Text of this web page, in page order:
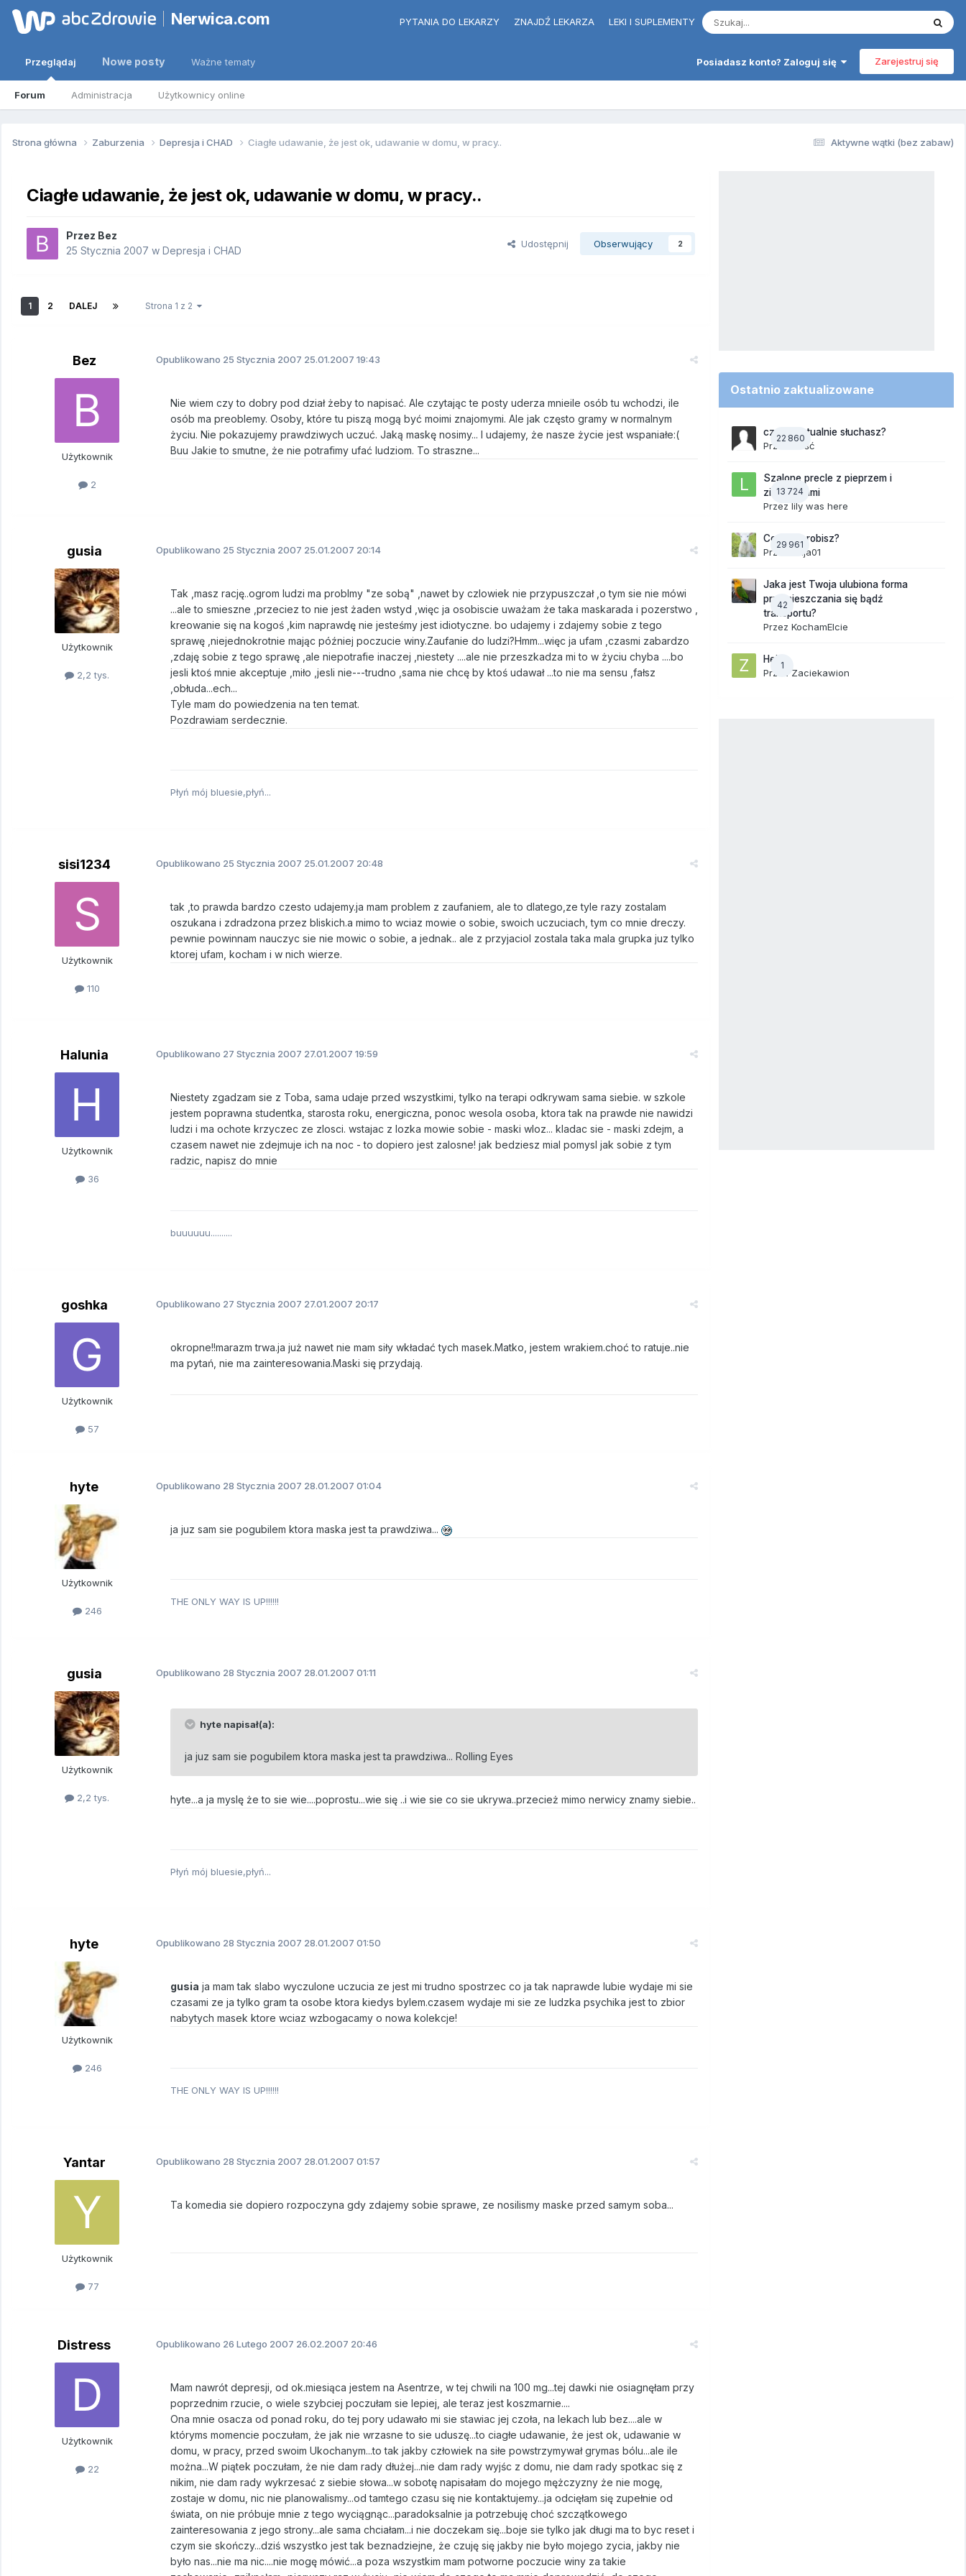
Nerwica.com PYTANIA DO LEKARZY ZNAJDŹ LEKARZA LEKI I SUPLEMENTY
Posiadasz konto? Zaloguj się Zarejestruj się
Przeglądaj
Forum Administracja Użytkownicy online
Nowe posty Ważne tematy
Aktywne wątki (bez zabaw)
Strona główna Zaburzenia Depresja i CHAD Ciagłe udawanie, że jest ok, udawanie w domu, w pracy..
Ciagłe udawanie, że jest ok, udawanie w domu, w pracy..
Przez Bez
25 Stycznia 2007 w Depresja i CHAD
Udostępnij Obserwujący 2
1 2 DALEJ Strona 1 z 2
Bez
Użytkownik
2
Opublikowano 25 Stycznia 2007 25.01.2007 19:43
Nie wiem czy to dobry pod dział żeby to napisać. Ale czytając te posty uderza mnieile osób tu wchodzi, ile
osób ma preoblemy. Osoby, które tu piszą mogą być moimi znajomymi. Ale jak często gramy w normalnym
życiu. Nie pokazujemy prawdziwych uczuć. Jaką maskę nosimy... I udajemy, że nasze życie jest wspaniałe:(
Buu Jakie to smutne, że nie potrafimy ufać ludziom. To straszne...
gusia
Użytkownik
2,2 tys.
Opublikowano 25 Stycznia 2007 25.01.2007 20:14
Tak ,masz rację..ogrom ludzi ma problmy "ze sobą" ,nawet by czlowiek nie przypuszczał ,o tym sie nie mówi
...ale to smieszne ,przeciez to nie jest żaden wstyd ,więc ja osobiscie uważam że taka maskarada i pozerstwo ,
kreowanie się na kogoś ,kim naprawdę nie jesteśmy jest idiotyczne. bo udajemy i zdajemy sobie z tego
sprawę ,niejednokrotnie mając później poczucie winy.Zaufanie do ludzi?Hmm...więc ja ufam ,czasmi zabardzo
,zdaję sobie z tego sprawę ,ale niepotrafie inaczej ,niestety ....ale nie przeszkadza mi to w życiu chyba ....bo
jesli ktoś mnie akceptuje ,miło ,jesli nie---trudno ,sama nie chcę by ktoś udawał ...to nie ma sensu ,fałsz
,obłuda...ech...
Tyle mam do powiedzenia na ten temat.
Pozdrawiam serdecznie.
Płyń mój bluesie,płyń...
sisi1234
Użytkownik
110
Opublikowano 25 Stycznia 2007 25.01.2007 20:48
tak ,to prawda bardzo czesto udajemy.ja mam problem z zaufaniem, ale to dlatego,ze tyle razy zostalam
oszukana i zdradzona przez bliskich.a mimo to wciaz mowie o sobie, swoich uczuciach, tym co mnie dreczy.
pewnie powinnam nauczyc sie nie mowic o sobie, a jednak.. ale z przyjaciol zostala taka mala grupka juz tylko
ktorej ufam, kocham i w nich wierze.
Halunia
Użytkownik
36
Opublikowano 27 Stycznia 2007 27.01.2007 19:59
Niestety zgadzam sie z Toba, sama udaje przed wszystkimi, tylko na terapi odkrywam sama siebie. w szkole
jestem poprawna studentka, starosta roku, energiczna, ponoc wesola osoba, ktora tak na prawde nie nawidzi
ludzi i ma ochote krzyczec ze zlosci. wstajac z lozka mowie sobie - maski wloz... kladac sie - maski zdejm, a
czasem nawet nie zdejmuje ich na noc - to dopiero jest zalosne! jak bedziesz mial pomysl jak sobie z tym
radzic, napisz do mnie
buuuuuu..........
goshka
Użytkownik
57
Opublikowano 27 Stycznia 2007 27.01.2007 20:17
okropne!!marazm trwa.ja już nawet nie mam siły wkładać tych masek.Matko, jestem wrakiem.choć to ratuje..nie
ma pytań, nie ma zainteresowania.Maski się przydają.
hyte
Użytkownik
246
Opublikowano 28 Stycznia 2007 28.01.2007 01:04
ja juz sam sie pogubilem ktora maska jest ta prawdziwa...
THE ONLY WAY IS UP!!!!!!
gusia
Użytkownik
2,2 tys.
Opublikowano 28 Stycznia 2007 28.01.2007 01:11
hyte napisał(a):
ja juz sam sie pogubilem ktora maska jest ta prawdziwa... Rolling Eyes
hyte...a ja myslę że to sie wie....poprostu...wie się ..i wie sie co sie ukrywa..przecież mimo nerwicy znamy siebie..
Płyń mój bluesie,płyń...
hyte
Użytkownik
246
Opublikowano 28 Stycznia 2007 28.01.2007 01:50
gusia ja mam tak slabo wyczulone uczucia ze jest mi trudno spostrzec co ja tak naprawde lubie wydaje mi sie
czasami ze ja tylko gram ta osobe ktora kiedys bylem.czasem wydaje mi sie ze ludzka psychika jest to zbior
nabytych masek ktore wciaz wzbogacamy o nowa kolekcje!
THE ONLY WAY IS UP!!!!!!
Yantar
Użytkownik
77
Opublikowano 28 Stycznia 2007 28.01.2007 01:57
Ta komedia sie dopiero rozpoczyna gdy zdajemy sobie sprawe, ze nosilismy maske przed samym soba...
Distress
Użytkownik
22
Opublikowano 26 Lutego 2007 26.02.2007 20:46
Mam nawrót depresji, od ok.miesiąca jestem na Asentrze, w tej chwili na 100 mg...tej dawki nie osiagnęłam przy
poprzednim rzucie, o wiele szybciej poczułam sie lepiej, ale teraz jest koszmarnie....
Ona mnie osacza od ponad roku, do tej pory udawało mi sie stawiac jej czoła, na lekach lub bez....ale w
któryms momencie poczułam, że jak nie wrzasne to sie uduszę...to ciagłe udawanie, że jest ok, udawanie w
domu, w pracy, przed swoim Ukochanym...to tak jakby człowiek na siłe powstrzymywał grymas bólu...ale ile
można...W piątek poczułam, że nie dam rady dłużej...nie dam rady wyjśc z domu, nie dam rady spotkac się z
nikim, nie dam rady wykrzesać z siebie słowa...w sobotę napisałam do mojego mężczyzny że nie mogę,
zostaje w domu, nic nie planowalismy...od tamtego czasu się nie kontaktujemy...ja odcięłam się zupełnie od
świata, on nie próbuje mnie z tego wyciągnąc...paradoksalnie ja potrzebuję choć szczątkowego
zainteresowania z jego strony...ale sama chciałam...i nie doczekam się...boje sie tylko jak długi ma to byc reset i
czym sie skończy...dziś wszystko jest tak beznadziejne, że czuję się jakby nie było mojego zycia, jakby nie
było nas...nie ma nic....nie mogę mówić...a poza wszystkim mam potworne poczucie winy za takie
Ostatnio zaktualizowane
22 860
czego aktualnie słuchasz?
Przez Gość
13 724
Szalone precle z pieprzem i
ziemniakami
Przez lily was here
29 961
Co teraz robisz?
Przez
Anja01
42
Jaka jest Twoja ulubiona forma
przemieszczania się bądź
transportu?
Przez KochamElcie
1
Hej
Przez Zaciekawion